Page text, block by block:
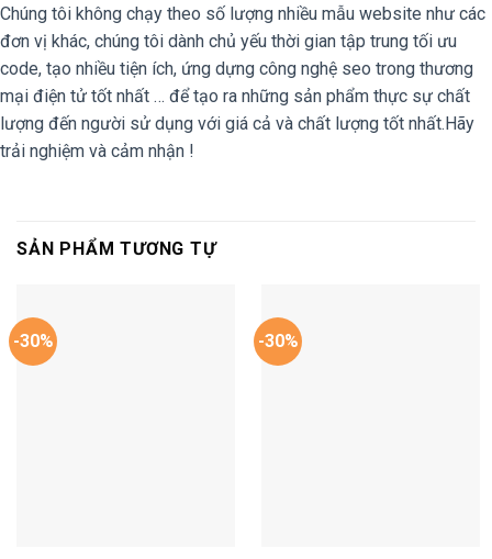
Chúng tôi không chạy theo số lượng nhiều mẫu website như các
đơn vị khác, chúng tôi dành chủ yếu thời gian tập trung tối ưu
code, tạo nhiều tiện ích, ứng dựng công nghệ seo trong thương
mại điện tử tốt nhất … để tạo ra những sản phẩm thực sự chất
lượng đến người sử dụng với giá cả và chất lượng tốt nhất.Hãy
trải nghiệm và cảm nhận !
SẢN PHẨM TƯƠNG TỰ
-30% -30%